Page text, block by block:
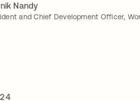
Nandy
and Chief Development Officer,